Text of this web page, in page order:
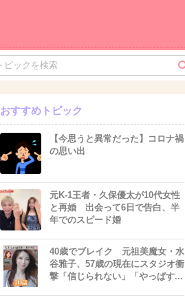
おすすめトピック
【今思うと異常だった】コロナ禍
の思い出
元K-1王者・久保優太が10代女性
と再婚 出会って6日で告白、半
年でのスピード婚
40歳でブレイク 元祖美魔女・水
谷雅子、57歳の現在にスタジオ衝
撃「信じられない」「やっぱす...